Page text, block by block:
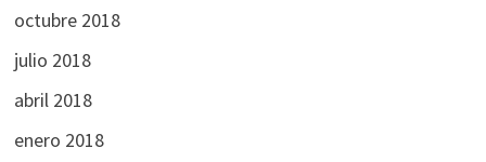
octubre 2018
julio 2018
abril 2018
enero 2018